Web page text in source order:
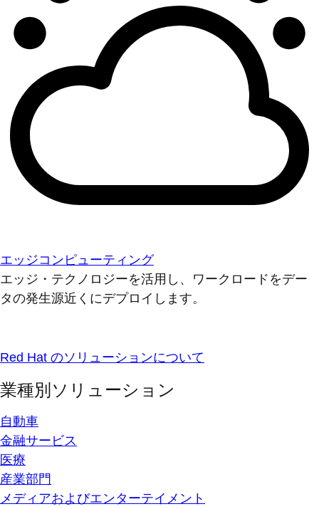
エッジコンピューティング
エッジ・テクノロジーを活用し、ワークロードをデー
タの発生源近くにデプロイします。
Red Hat のソリューションについて
業種別ソリューション
自動車
金融サービス
医療
産業部門
メディアおよびエンターテイメント